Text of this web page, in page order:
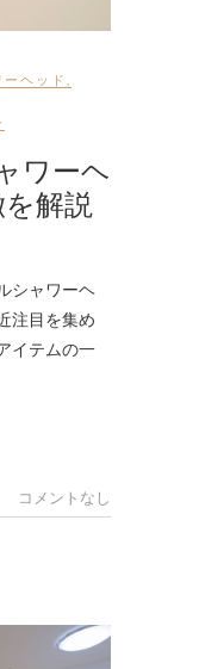
ヘッド
ワーヘ
解説
注目を集め
イテムの一
コメントなし